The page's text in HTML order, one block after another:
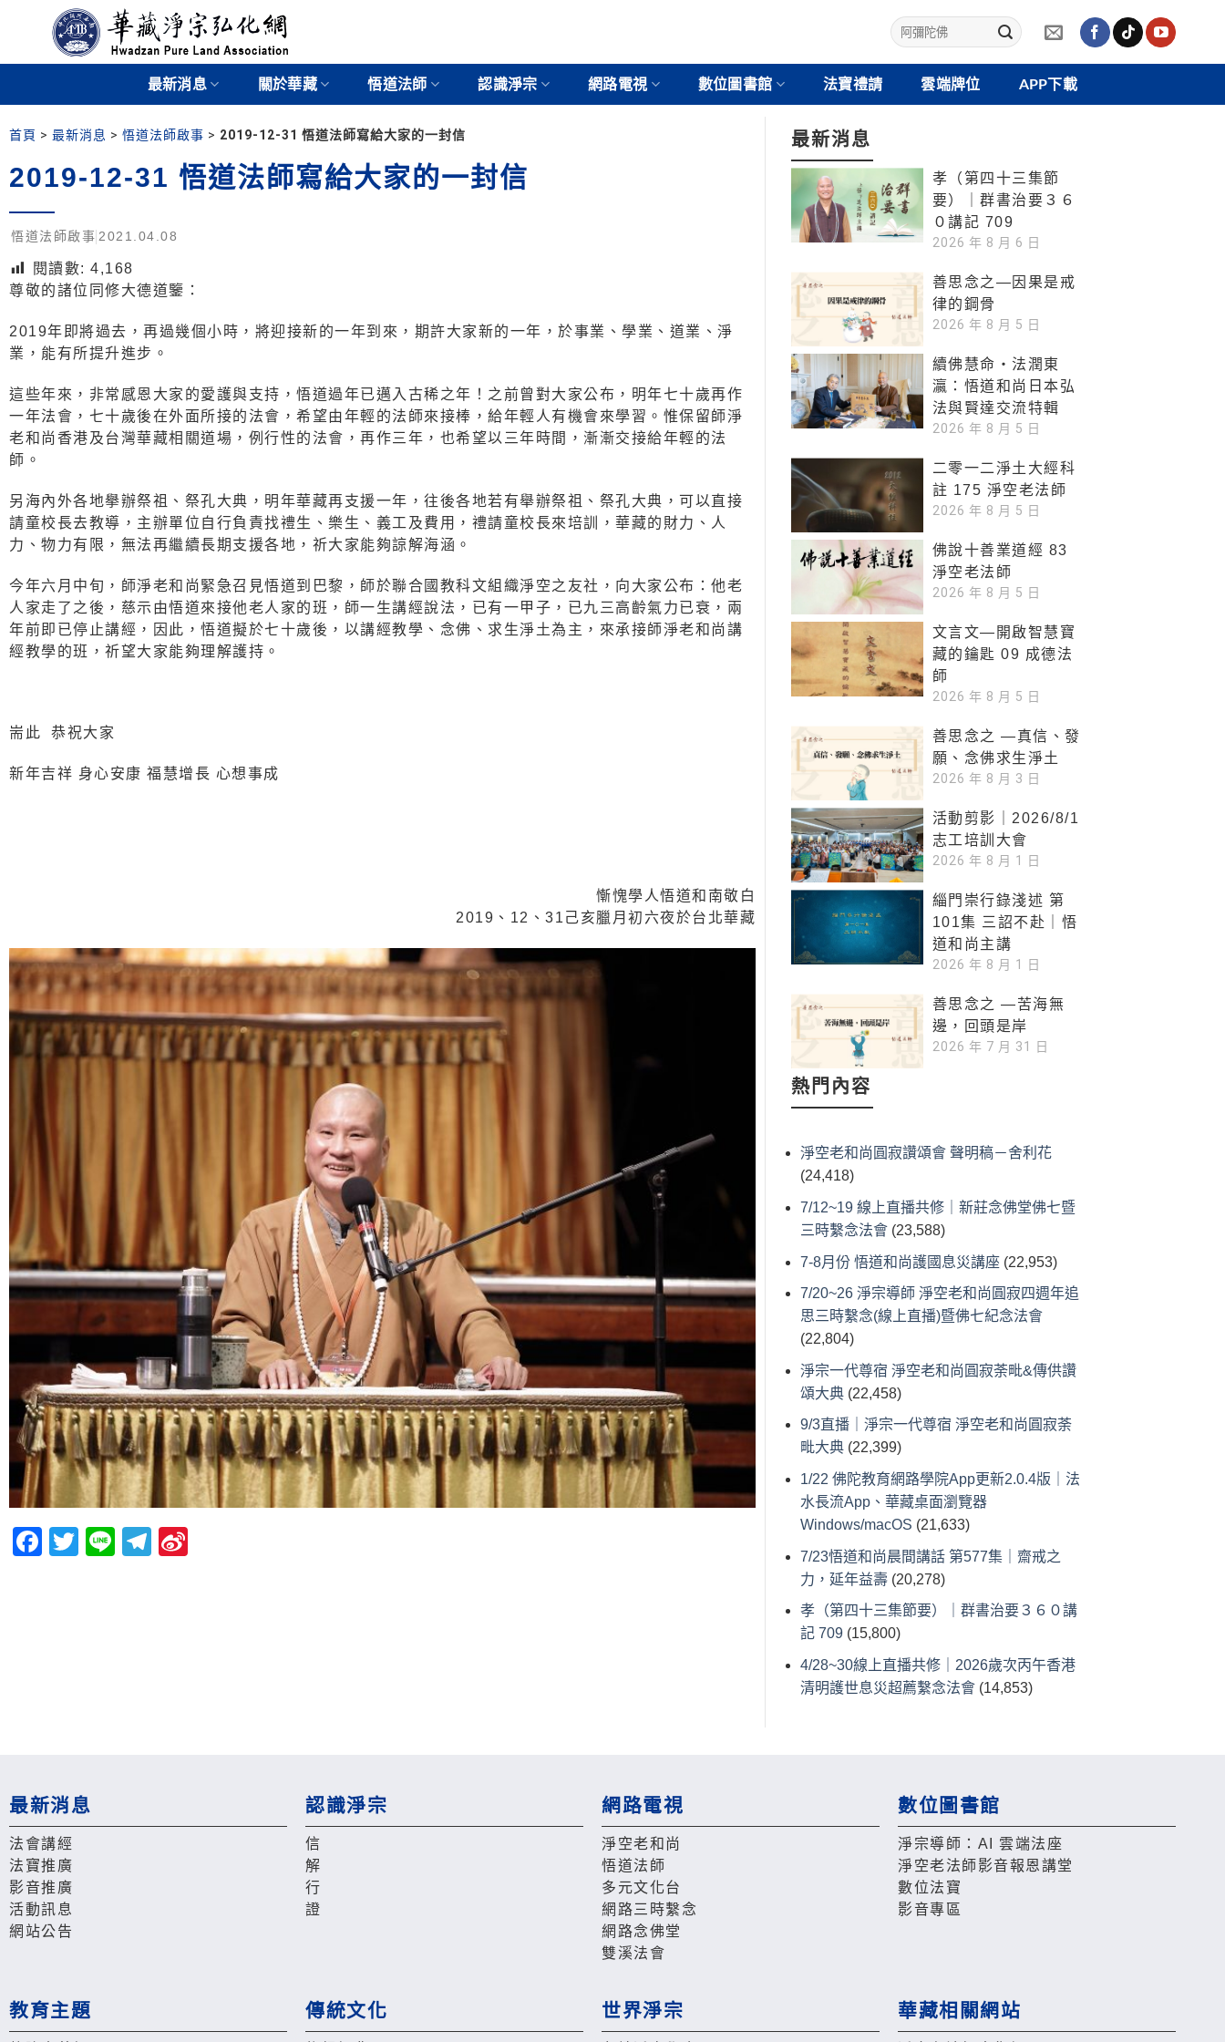
最新消息 關於華藏 悟道法師 認識淨宗 網路電視 數位圖書館 法寶禮請 雲端牌位 APP下載
首頁 > 最新消息 > 悟道法師啟事 > 2019-12-31 悟道法師寫給大家的一封信
2019-12-31 悟道法師寫給大家的一封信
悟道法師啟事 2021.04.08
閱讀數: 4,168
尊敬的諸位同修大德道鑒：
2019年即將過去，再過幾個小時，將迎接新的一年到來，期許大家新的一年，於事業、學業、道業、淨
業，能有所提升進步。
這些年來，非常感恩大家的愛護與支持，悟道過年已邁入古稀之年！之前曾對大家公布，明年七十歲再作
一年法會，七十歲後在外面所接的法會，希望由年輕的法師來接棒，給年輕人有機會來學習。惟保留師淨
老和尚香港及台灣華藏相關道場，例行性的法會，再作三年，也希望以三年時間，漸漸交接給年輕的法
師。
另海內外各地擧辦祭祖、祭孔大典，明年華藏再支援一年，往後各地若有舉辦祭祖、祭孔大典，可以直接
請童校長去教導，主辦單位自行負責找禮生、樂生、義工及費用，禮請童校長來培訓，華藏的財力、人
力、物力有限，無法再繼續長期支援各地，祈大家能夠諒解海涵。
今年六月中旬，師淨老和尚緊急召見悟道到巴黎，師於聯合國教科文組織淨空之友社，向大家公布：他老
人家走了之後，慈示由悟道來接他老人家的班，師一生講經說法，已有一甲子，已九三高齡氣力已衰，兩
年前即已停止講經，因此，悟道擬於七十歲後，以講經教學、念佛、求生淨土為主，來承接師淨老和尚講
經教學的班，祈望大家能夠理解護持。
耑此 恭祝大家
新年吉祥 身心安康 福慧增長 心想事成
慚愧學人悟道和南敬白
2019、12、31己亥臘️月初六夜於台北華藏
Facebook
Twitter
LineTelegram
最新消息
孝（第四十三集節
要）｜群書治要３６
０講記 709
2026 年 8 月 6 日
善思念之—因果是戒
律的鋼骨
2026 年 8 月 5 日
續佛慧命‧法潤東
瀛：悟道和尚日本弘
法與賢達交流特輯
2026 年 8 月 5 日
二零一二淨土大經科
註 175 淨空老法師
2026 年 8 月 5 日
佛說十善業道經 83
淨空老法師
2026 年 8 月 5 日
文言文—開啟智慧寶
藏的鑰匙 09 成德法
師
2026 年 8 月 5 日
善思念之 —真信、發
願、念佛求生淨土
2026 年 8 月 3 日
活動剪影｜2026/8/1
志工培訓大會
2026 年 8 月 1 日
緇門崇行錄淺述 第
101集 三詔不赴｜悟
道和尚主講
2026 年 8 月 1 日
善思念之 —苦海無
邊，回頭是岸
2026 年 7 月 31 日
熱門內容
淨空老和尚圓寂讚頌會 聲明稿－舍利花
(24,418)
7/12~19 線上直播共修｜新莊念佛堂佛七暨
三時繫念法會 (23,588)
7-8月份 悟道和尚護國息災講座 (22,953)
7/20~26 淨宗導師 淨空老和尚圓寂四週年追
思三時繫念(線上直播)暨佛七紀念法會
(22,804)
淨宗一代尊宿 淨空老和尚圓寂荼毗&傳供讚
頌大典 (22,458)
9/3直播｜淨宗一代尊宿 淨空老和尚圓寂荼
毗大典 (22,399)
1/22 佛陀教育網路學院App更新2.0.4版｜法
水長流App、華藏桌面瀏覽器
Windows/macOS (21,633)
7/23悟道和尚晨間講話 第577集｜齋戒之
力，延年益壽 (20,278)
孝（第四十三集節要）｜群書治要３６０講
記 709 (15,800)
4/28~30線上直播共修｜2026歲次丙午香港
清明護世息災超薦繫念法會 (14,853)
最新消息
法會講經
法寶推廣
影音推廣
活動訊息
網站公告
認識淨宗
信
解
行
證
網路電視
淨空老和尚
悟道法師
多元文化台
網路三時繫念
網路念佛堂
雙溪法會
數位圖書館
淨宗導師：AI 雲端法座
淨空老法師影音報恩講堂
數位法寶
影音專區
教育主題 傳統文化 世界淨宗 華藏相關網站